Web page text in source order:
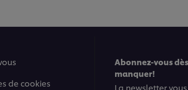
de cookies
Abonnez-vous
manquer!
La newsletter